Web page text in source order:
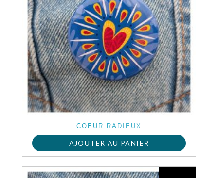
COEUR RADIEUX
AJOUTER AU PANIER